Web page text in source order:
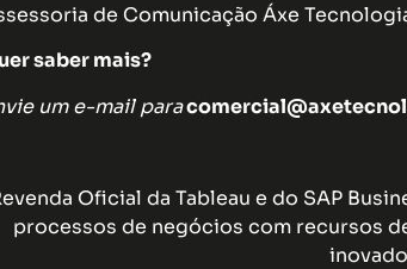
de Comunicação Áxe
saber mais?
um e-mail para
Oficial da Tableau e do SAP
processos de negócios com recursos